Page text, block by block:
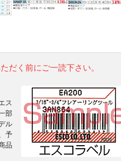
だく前にご一読下さい。
ス
部
ル
予
品